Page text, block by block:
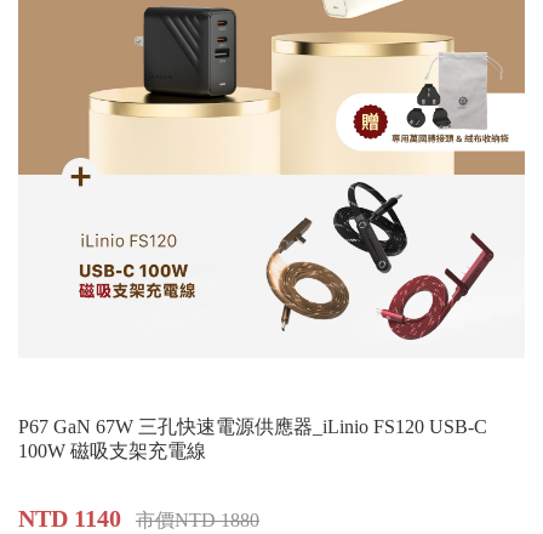
P67 GaN 67W 三孔快速電源供應器_iLinio FS120 USB-C
100W 磁吸支架充電線
NTD 1140 市價NTD 1880